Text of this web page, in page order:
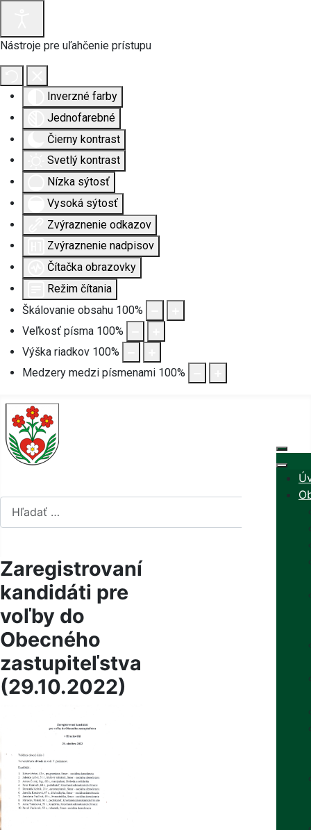
Nástroje pre uľahčenie prístupu
Inverzné farby
Jednofarebné
Čierny kontrast
Svetlý kontrast
Nízka sýtosť
Vysoká sýtosť
Zvýraznenie odkazov
Zvýraznenie nadpisov
Čítačka obrazovky
Režim čítania
Škálovanie obsahu 100%
Veľkosť písma 100%
Výška riadkov 100%
Medzery medzi písmenami 100%
Zaregistrovaní
kandidáti pre
voľby do
Obecného
zastupiteľstva
(29.10.2022)